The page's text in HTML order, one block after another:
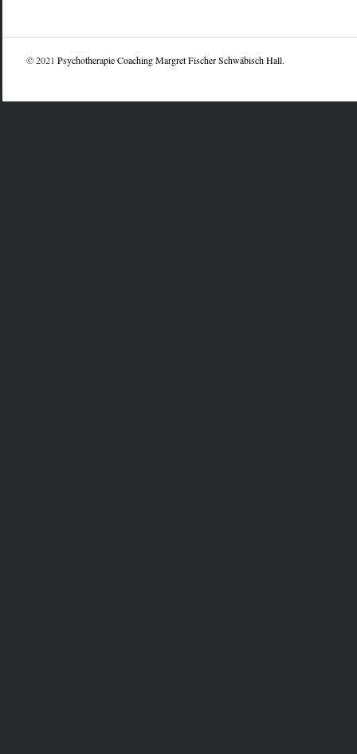
© 2021 Psychotherapie Coaching Margret Fischer Schwäbisch Hall.